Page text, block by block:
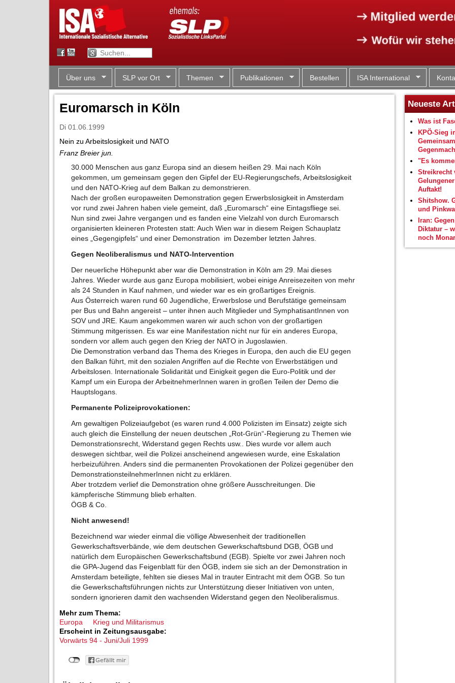
Über uns SLP vor Ort Themen Publikationen Bestellen ISA International
Euromarsch in Köln
Di 01.06.1999
Nein zu Arbeitslosigkeit und NATO
Franz Breier jun.
30.000 Menschen aus ganz Europa sind an diesem heißen 29. Mai nach Köln
gekommen, um gemeinsam gegen den Gipfel der EU-Regierungschefs, Arbeitslosigkeit
und den NATO-Krieg auf dem Balkan zu demonstrieren.
Nach der großen europaweiten Demonstration gegen Erwerbslosigkeit in Amsterdam
vor rund zwei Jahren haben viele gemeint, daß „Euromarsch“ eine Eintagsfliege sei.
Nun sind zwei Jahre vergangen und es fanden eine Vielzahl von durch Euromarsch
organisierten kleineren Protesten statt: Auch Wien war in diesem Reigen Schauplatz
eines „Gegengipfels“ und einer Demonstration im Dezember letzten Jahres.
Gegen Neoliberalismus und NATO-Intervention
Der neuerliche Höhepunkt aber war die Demonstration in Köln am 29. Mai dieses
Jahres. Wieder wurde aus ganz Europa mobilisiert, wobei einige Anreisezeiten von mehr
als 24 Stunden in Kauf nahmen, und wieder war es ein großartiges Ereignis.
Aus Österreich waren rund 60 Jugendliche, Erwerbslose und Berufstätige gemeinsam
per Bus und Bahn angereist – unter ihnen auch Mitglieder und SymphatisantInnen von
SOV und JRE. Kaum angekommen waren wir auch schon von der großartigen
Stimmung mitgerissen. Es war eine Manifestation nicht nur für ein anderes Europa,
sondern vor allem auch gegen den Krieg der NATO in Jugoslawien.
Die Demonstration verband das Thema des Krieges in Europa, den auch die EU gegen
den Balkan führt, mit den sozialen Angriffen auf die Rechte von Erwerbstätigen und
Arbeitslosen. Internationale Solidarität und Einigkeit gegen die Euro-Politik und der
Kampf um ein Europa der ArbeitnehmerInnen waren in großen Teilen der Demo die
Hauptslogans.
Permanente Polizeiprovokationen:
Am gewaltigen Polizeiaufgebot (es waren rund 4.000 Polizisten im Einsatz) zeigte sich
auch gleich die Einstellung der neuen deutschen „Rot-Grün“-Regierung zu Themen wie
Demonstrationsrecht, Widerstand gegen Rechts usw.. Dies wurde vor allem auch
deswegen sichtbar, weil die Polizei anscheinend angewiesen wurde, eine Eskalation
herbeizuführen. Anders sind die permanenten Provokationen der Polizei gegenüber den
DemonstrationsteilnehmerInnen nicht zu erklären.
Aber trotzdem verlief die Demonstration ohne größere Ausschreitungen. Die
kämpferische Stimmung blieb erhalten.
ÖGB & Co.
Nicht anwesend!
Bezeichnend war wieder einmal die völlige Abwesenheit der traditionellen
Gewerkschaftsverbände, wie dem deutschen Gewerkschaftsbund DGB, ÖGB und
natürlich dem Europäischen Gewerkschaftsbund (EGB). Spielte vor zwei Jahren noch
die GPA-Jugend das Feigenblatt für den ÖGB, indem sie sich an der Demonstration in
Amsterdam beteiligte, fehlten sie dieses Mal in trauter Eintracht mit dem ÖGB. So tun
die Gewerkschaftsführungen nichts zur Unterstützung dieser Initiativen von unten,
sondern ignorieren damit den wachsenden Widerstand gegen den Neoliberalismus.
Mehr zum Thema:
Europa
Krieg und Militarismus
Erscheint in Zeitungsausgabe:
Vorwärts 94 - Juni/Juli 1999
Neueste
Was ist
KPÖ-Sieg
"Es
Streikrecht
Auftakt!
Shitshow.
und
Iran:
Diktatur –
noch